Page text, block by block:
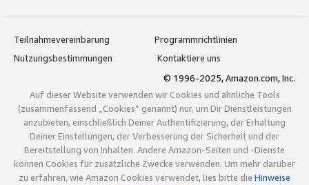
Teilnahmevereinbarung
Programmrichtlinien
Nutzungsbestimmungen
Kontaktiere uns
© 1996-2025, Amazon.com, Inc.
Auf dieser Website verwenden wir Cookies und ähnliche Tools
(zusammenfassend „Cookies“ genannt) nur, um Dir Dienstleistungen
anzubieten, einschließlich Deiner Authentifizierung, der Erhaltung
Deiner Einstellungen, der Verbesserung der Sicherheit und der
Bereitstellung von Inhalten. Andere Amazon-Seiten und -Dienste
können Cookies für zusätzliche Zwecke verwenden. Um mehr darüber
zu erfahren, wie Amazon Cookies verwendet, lies bitte die Hinweise